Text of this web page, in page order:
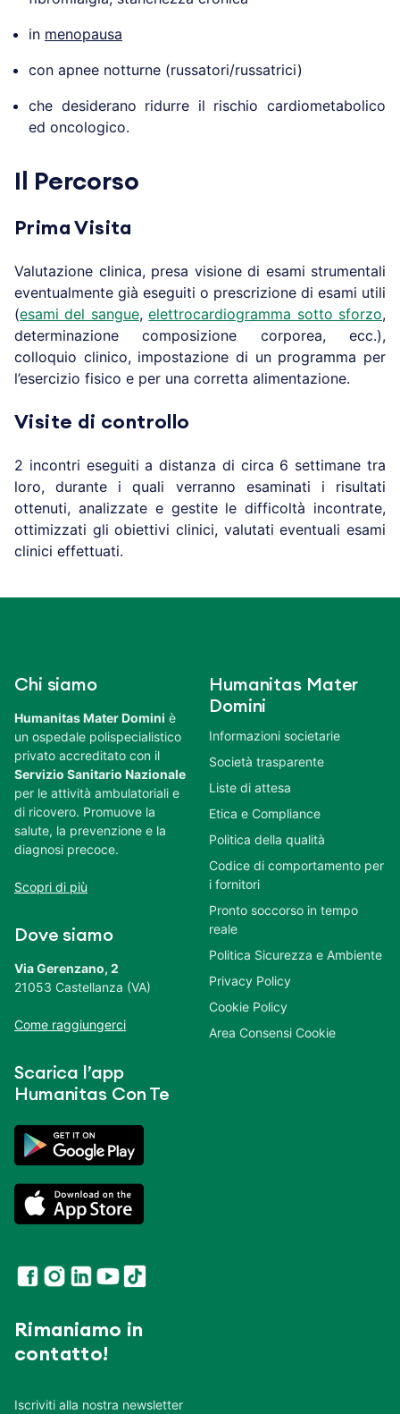
in menopausa
con apnee notturne (russatori/russatrici)
che desiderano ridurre il rischio cardiometabolico
ed oncologico.
Il Percorso
Prima Visita
Valutazione clinica, presa visione di esami strumentali
eventualmente già eseguiti o prescrizione di esami utili
(esami del sangue,elettrocardiogramma sotto sforzo,
determinazione composizione corporea, ecc.),
colloquio clinico, impostazione di un programma per
l’esercizio fisico e per una corretta alimentazione.
Visite di controllo
2 incontri eseguiti a distanza di circa 6 settimane tra
loro, durante i quali verranno esaminati i risultati
ottenuti, analizzate e gestite le difficoltà incontrate,
ottimizzati gli obiettivi clinici, valutati eventuali esami
clinici effettuati.
Chi siamo
Humanitas Mater Domini è
un ospedale polispecialistico
privato accreditato con il
Servizio Sanitario Nazionale
per le attività ambulatoriali e
di ricovero. Promuove la
salute, la prevenzione e la
diagnosi precoce.
Scopri di più
Dove siamo
Via Gerenzano, 2
21053 Castellanza (VA)
Come raggiungerci
Scarica l’app
Humanitas Con Te
Rimaniamo in
contatto!
Iscriviti alla nostra newsletter
Humanitas Mater
Domini
Informazioni societarie
Società trasparente
Liste di attesa
Etica e Compliance
Politica della qualità
Codice di comportamento per
i fornitori
Pronto soccorso in tempo
reale
Politica Sicurezza e Ambiente
Privacy Policy
Cookie Policy
Area Consensi Cookie